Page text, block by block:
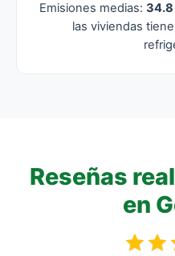
Emisiones medias: 34.8
las viviendas
Reseñas
en